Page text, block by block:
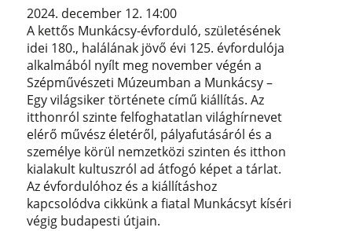
2024. december 12. 14:00
A kettős Munkácsy-évforduló, születésének
idei 180., halálának jövő évi 125. évfordulója
alkalmából nyílt meg november végén a
Szépművészeti Múzeumban a Munkácsy –
Egy világsiker története című kiállítás. Az
itthonról szinte felfoghatatlan világhírnevet
elérő művész életéről, pályafutásáról és a
személye körül nemzetközi szinten és itthon
kialakult kultuszról ad átfogó képet a tárlat.
Az évfordulóhoz és a kiállításhoz
kapcsolódva cikkünk a fiatal Munkácsyt kíséri
végig budapesti útjain.